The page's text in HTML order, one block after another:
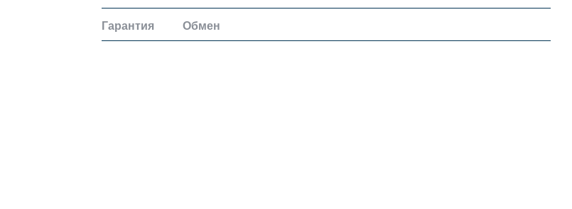
Гарантия Обмен